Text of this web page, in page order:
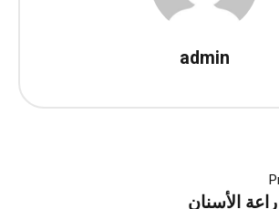
admin
الأسنان